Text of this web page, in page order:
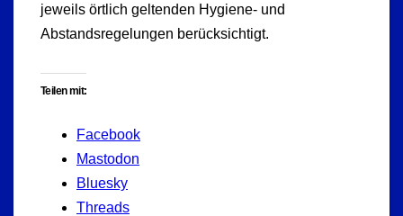
jeweils örtlich geltenden Hygiene- und
Abstandsregelungen berücksichtigt.
Teilen mit:
Facebook
Mastodon
Bluesky
Threads